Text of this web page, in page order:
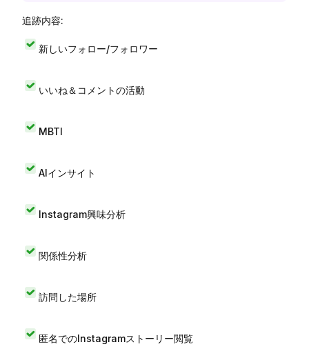
追跡内容:
新しいフォロー/フォロワー
いいね＆コメントの活動
MBTI
AIインサイト
Instagram興味分析
関係性分析
訪問した場所
匿名でのInstagramストーリー閲覧